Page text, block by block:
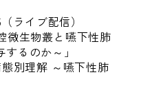
ライブ配信）
生物叢と嚥下性肺
るのか～」
別理解 ～嚥下性肺